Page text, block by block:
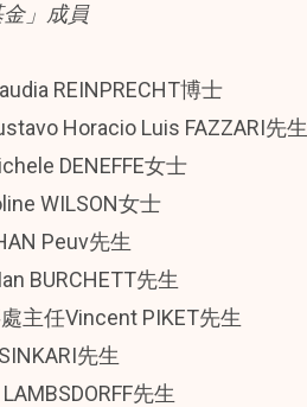
」成員
REINPRECHT博士
Horacio Luis FAZZARI先生
DENEFFE女士
WILSON女士
Peuv先生
BURCHETT先生
主任Vincent PIKET先生
先生
先生